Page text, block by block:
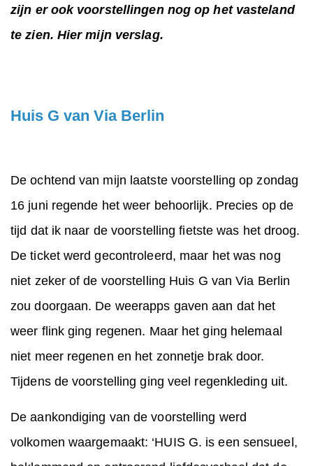
zijn er ook voorstellingen nog op het vasteland
te zien. Hier mijn verslag.
Huis G van Via Berlin
De ochtend van mijn laatste voorstelling op zondag
16 juni regende het weer behoorlijk. Precies op de
tijd dat ik naar de voorstelling fietste was het droog.
De ticket werd gecontroleerd, maar het was nog
niet zeker of de voorstelling Huis G van Via Berlin
zou doorgaan. De weerapps gaven aan dat het
weer flink ging regenen. Maar het ging helemaal
niet meer regenen en het zonnetje brak door.
Tijdens de voorstelling ging veel regenkleding uit.
De aankondiging van de voorstelling werd
volkomen waargemaakt: ‘HUIS G. is een sensueel,